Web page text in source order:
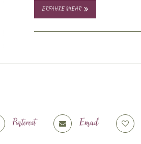
ERFAHRE MEHR
Pinterest Email